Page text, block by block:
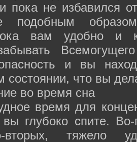
пока не избавился
подобным
вам удобно и
и вы
что вы
во время сна
время для
глубоко спите.
вторых, тяжело